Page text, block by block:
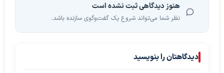
هنوز دیدگاهی ثبت نشده است
نظر شما می‌تواند شروع یک گفت‌وگوی سازنده باشد.
دیدگاهتان را بنویسید